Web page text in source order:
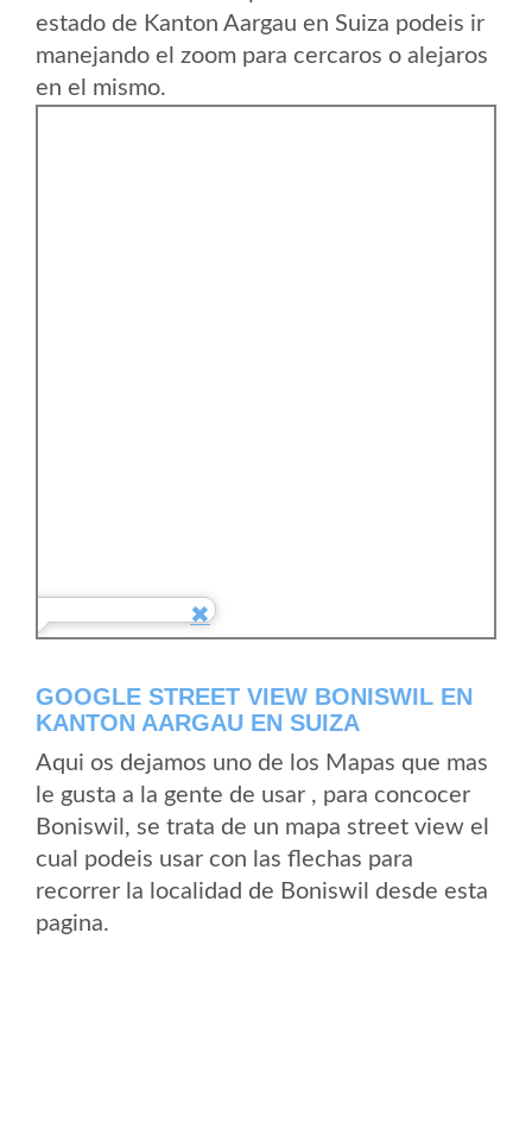
estado de Kanton Aargau en Suiza podeis ir
manejando el zoom para cercaros o alejaros
en el mismo.
GOOGLE STREET VIEW BONISWIL EN
KANTON AARGAU EN SUIZA
Aqui os dejamos uno de los Mapas que mas
le gusta a la gente de usar , para concocer
Boniswil, se trata de un mapa street view el
cual podeis usar con las flechas para
recorrer la localidad de Boniswil desde esta
pagina.